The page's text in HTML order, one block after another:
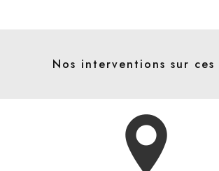
Nos interventions sur ces